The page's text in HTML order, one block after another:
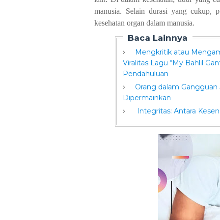
manusia. Selain durasi yang cukup,
kesehatan organ dalam manusia.
Baca Lainnya
Mengkritik atau
Viralitas Lagu “My Bahlil
Pendahuluan
Orang dalam Gangguan
Dipermainkan
Integritas: Antara